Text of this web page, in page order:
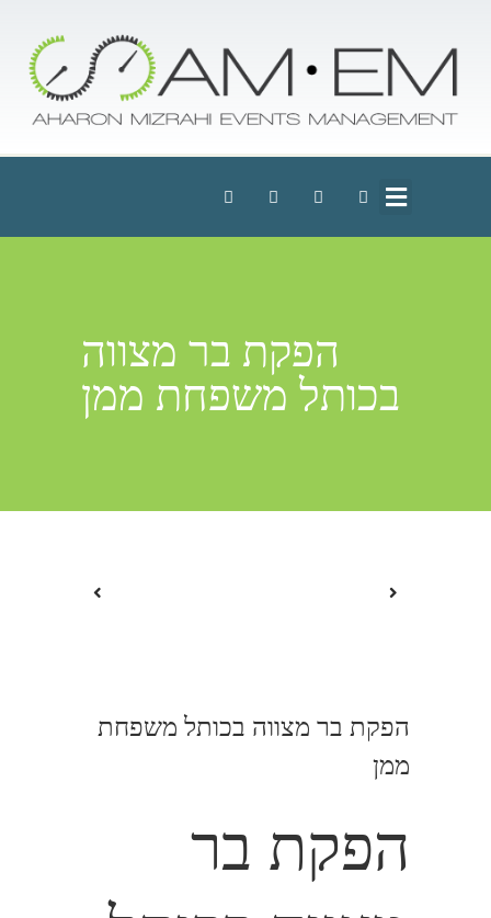
הפקת בר מצווה
בכותל משפחת ממן
הפקת בר מצווה בכותל משפחת
ממן
הפקת בר